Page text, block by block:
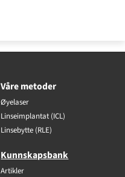
Våre metoder
Øyelaser
Linseimplantat (ICL)
Linsebytte (RLE)
Kunnskapsbank
Artikler